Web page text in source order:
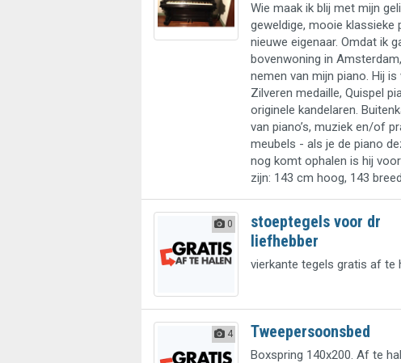
Wie maak ik blij met mijn
geweldige, mooie klassieke
nieuwe eigenaar. Omdat ik
bovenwoning in
nemen van mijn piano. Hij
Zilveren medaille, Quispel
originele kandelaren.
van piano’s, muziek en/of
meubels - als je de piano
nog komt ophalen is hij
zijn: 143 cm hoog, 143
0
stoeptegels voor dr
liefhebber
vierkante tegels gratis af te
4 Tweepersoonsbed
Boxspring 140x200. Af te